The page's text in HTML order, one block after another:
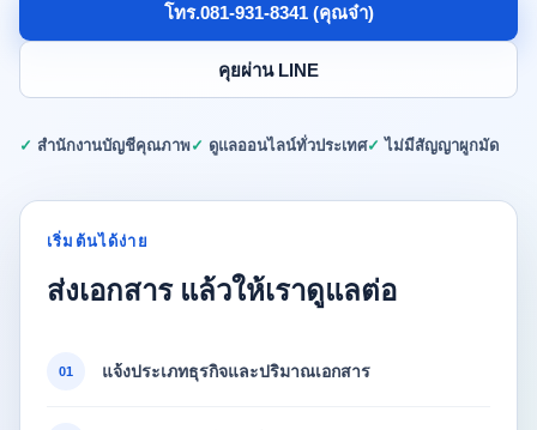
โทร.081-931-8341 (คุณจ๋า)
คุยผ่าน LINE
✓ สำนักงานบัญชีคุณภาพ ✓ ดูแลออนไลน์ทั่วประเทศ ✓ ไม่มีสัญญาผูกมัด
เริ่มต้นได้ง่าย
ส่งเอกสาร แล้วให้เราดูแลต่อ
01 แจ้งประเภทธุรกิจและปริมาณเอกสาร